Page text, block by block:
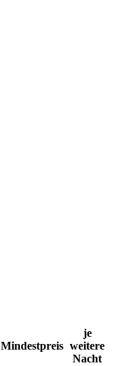
Mindestpreis
je
weitere
Nacht